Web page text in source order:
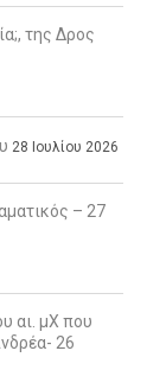
της Δρος
28 Ιουλίου 2026
– 27
αι. μΧ που
26